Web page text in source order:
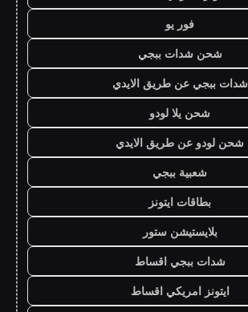
فور يو
شحن شدات ببجي
شدات ببجي عن طريق الايدي
شحن يلا لودو
شحن لودو عن طريق الايدي
شعبية ببجي
بطاقات ايتونز
بلايستيشن ستور
شدات ببجي اقساط
ايتونز امريكي اقساط